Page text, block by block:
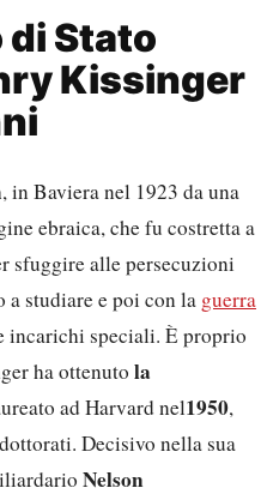
di Stato
Kissinger
, in Baviera nel 1923 da una
ebraica, che fu costretta a
sfuggire alle persecuzioni
studiare e poi con la guerra
incarichi speciali. È proprio
ha ottenuto la
ad Harvard nel1950,
Decisivo nella sua
Nelson